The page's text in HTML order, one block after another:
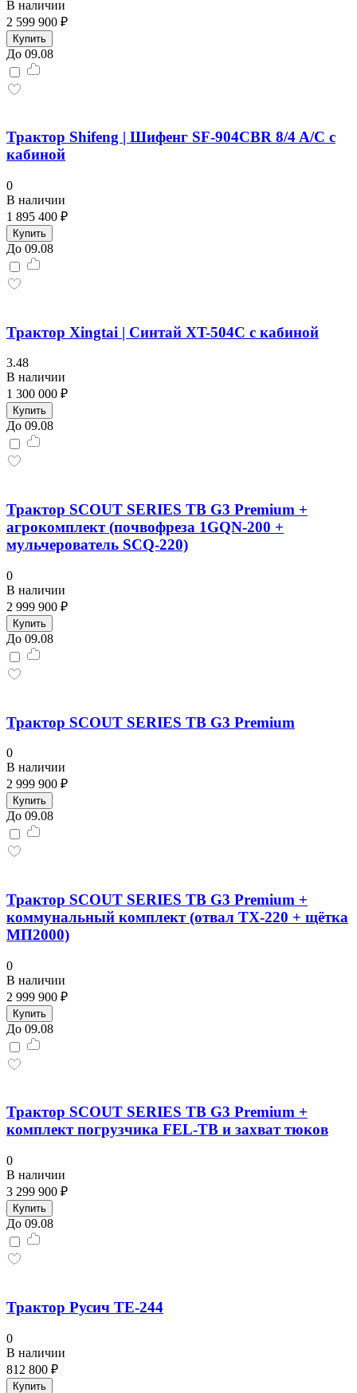
В наличии
2 599 900 ₽
Купить
До 09.08
Трактор Shifeng | Шифенг SF-904СBR 8/4 A/C с
кабиной
0
В наличии
1 895 400 ₽
Купить
До 09.08
Трактор Xingtai | Синтай XT-504С с кабиной
3.48
В наличии
1 300 000 ₽
Купить
До 09.08
Трактор SCOUT SERIES TB G3 Premium +
агрокомплект (почвофреза 1GQN-200 +
мульчерователь SCQ-220)
0
В наличии
2 999 900 ₽
Купить
До 09.08
Трактор SCOUT SERIES TB G3 Premium
0
В наличии
2 999 900 ₽
Купить
До 09.08
Трактор SCOUT SERIES TB G3 Premium +
коммунальный комплект (отвал TX-220 + щётка
МП2000)
0
В наличии
2 999 900 ₽
Купить
До 09.08
Трактор SCOUT SERIES TB G3 Premium +
комплект погрузчика FEL-TB и захват тюков
0
В наличии
3 299 900 ₽
Купить
До 09.08
Трактор Русич ТE-244
0
В наличии
812 800 ₽
Купить